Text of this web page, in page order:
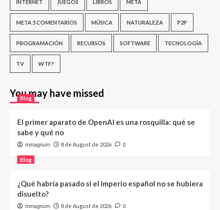
INTERNET JUEGOS LIBROS META
META 5 COMENTARIOS MÚSICA NATURALEZA P2P
PROGRAMACIÓN RECURSOS SOFTWARE TECNOLOGÍA
TV WTF?
You may have missed
Blog
El primer aparato de OpenAI es una rosquilla: qué se
sabe y qué no
mmagnum 8 de August de 2026 0
Blog
¿Qué habría pasado si el imperio español no se hubiera
disuelto?
mmagnum 8 de August de 2026 0